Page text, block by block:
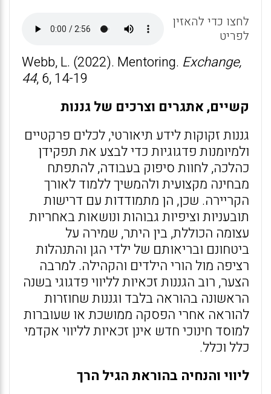
A
p
p
o
o
לחצו כדי להאזין
לפריט
Webb, L. (2022). Mentoring. Exchange,
44, 6, 14-19
קשיים, אתגרים וצרכים של גננות
גננות זקוקות לידע תיאורטי, לכלים פרקטיים
ולמיומנות פדגוגיות כדי לבצע את תפקידן
כהלכה, לחוות סיפוק בעבודה, להתפתח
מבחינה מקצועית ולהמשיך ללמוד לאורך
הקריירה. שכן, הן מתמודדות עם דרישות
תובעניות וציפיות גבוהות ונושאות באחריות
עצומה הכוללת, בין היתר, שמירה על
ביטחונם ובריאותם של ילדי הגן והתנהלות
רציפה מול הורי הילדים והקהילה. למרבה
הצער, רוב הגננות זכאיות לליווי פדגוגי בשנה
הראשונה בהוראה בלבד וגננות שחוזרות
להוראה אחרי הפסקה ממושכת או שעוברות
למוסד חינוכי חדש אינן זכאיות לליווי אקדמי
כלל וכלל.
ליווי והנחיה בהוראת הגיל הרך